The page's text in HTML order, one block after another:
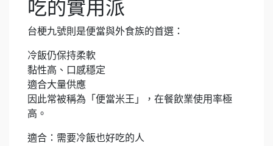
吃的實用派
台梗九號則是便當與外食族的首選：
冷飯仍保持柔軟
黏性高、口感穩定
適合大量供應
因此常被稱為「便當米王」，在餐飲業使用率極
高。
適合：需要冷飯也好吃的人